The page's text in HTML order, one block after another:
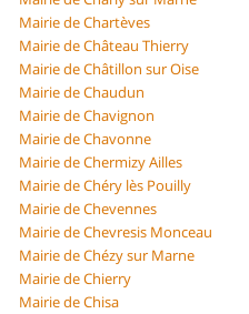
Mairie de Chartèves
Mairie de Château Thierry
Mairie de Châtillon sur Oise
Mairie de Chaudun
Mairie de Chavignon
Mairie de Chavonne
Mairie de Chermizy Ailles
Mairie de Chéry lès Pouilly
Mairie de Chevennes
Mairie de Chevresis Monceau
Mairie de Chézy sur Marne
Mairie de Chierry
Mairie de Chisa